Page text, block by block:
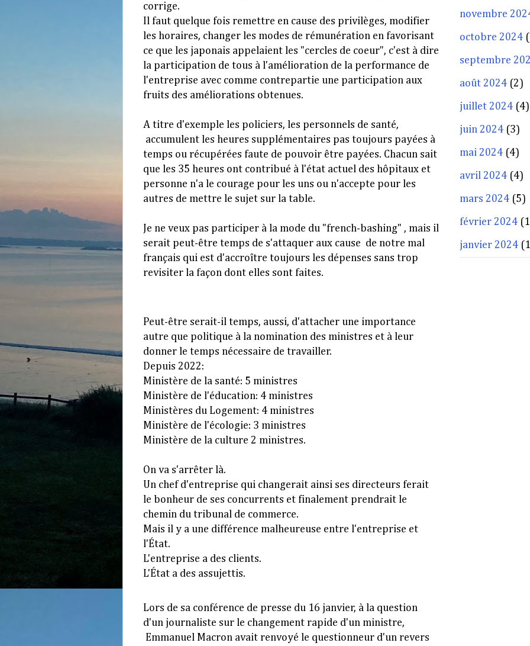
corrige.
Il faut quelque fois remettre en cause des privilèges, modifier
les horaires, changer les modes de rémunération en favorisant
ce que les japonais appelaient les "cercles de coeur", c'est à dire
la participation de tous à l'amélioration de la performance de
l'entreprise avec comme contrepartie une participation aux
fruits des améliorations obtenues.
A titre d'exemple les policiers, les personnels de santé,
accumulent les heures supplémentaires pas toujours payées à
temps ou récupérées faute de pouvoir être payées. Chacun sait
que les 35 heures ont contribué à l'état actuel des hôpitaux et
personne n'a le courage pour les uns ou n'accepte pour les
autres de mettre le sujet sur la table.
Je ne veux pas participer à la mode du "french-bashing" , mais il
serait peut-être temps de s'attaquer aux cause de notre mal
français qui est d'accroître toujours les dépenses sans trop
revisiter la façon dont elles sont faites.
Peut-être serait-il temps, aussi, d'attacher une importance
autre que politique à la nomination des ministres et à leur
donner le temps nécessaire de travailler.
Depuis 2022:
Ministère de la santé: 5 ministres
Ministère de l'éducation: 4 ministres
Ministères du Logement: 4 ministres
Ministère de l'écologie: 3 ministres
Ministère de la culture 2 ministres.
On va s'arrêter là.
Un chef d'entreprise qui changerait ainsi ses directeurs ferait
le bonheur de ses concurrents et finalement prendrait le
chemin du tribunal de commerce.
Mais i l y a une différence malheureuse entre l'entreprise et
l'État.
L'entreprise a des clients.
L'État a des assujettis.
Lors de sa conférence de presse du 16 janvier, à la question
d'un journaliste sur le changement rapide d'un ministre,
Emmanuel Macron avait renvoyé le questionneur d'un revers
novembre
octobre 2024
septembre
août 2024 (2)
juillet 2024 (4)
juin 2024 (3)
mai 2024 (4)
avril 2024 (4)
mars 2024 (5)
février 2024
janvier 2024